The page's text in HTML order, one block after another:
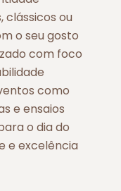
clássicos ou
o seu gosto
com foco
como
e ensaios
o dia do
e excelência